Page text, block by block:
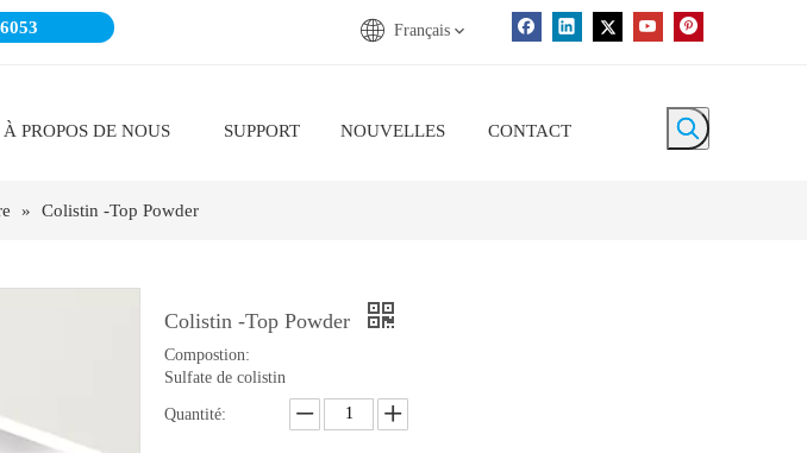
Français
À PROPOS DE NOUS SUPPORT NOUVELLES CONTACT
» Colistin -Top Powder
Colistin -Top Powder
Compostion:
Sulfate de colistin
Quantité: